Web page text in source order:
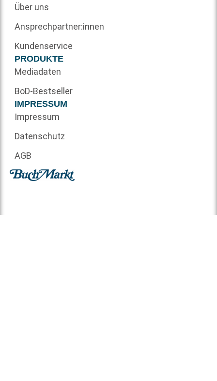
Über uns
Ansprechpartner:innen
Kundenservice
PRODUKTE
Mediadaten
BoD-Bestseller
IMPRESSUM
Impressum
Datenschutz
AGB